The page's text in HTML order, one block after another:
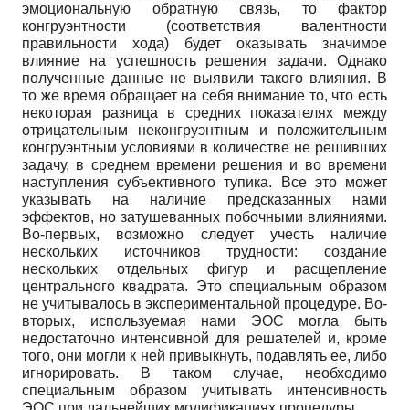
эмоциональную обратную связь, то фактор
конгруэнтности (соответствия валентности
правильности хода) будет оказывать значимое
влияние на успешность решения задачи. Однако
полученные данные не выявили такого влияния. В
то же время обращает на себя внимание то, что есть
некоторая разница в средних показателях между
отрицательным неконгруэнтным и положительным
конгруэнтным условиями в количестве не решивших
задачу, в среднем времени решения и во времени
наступления субъективного тупика. Все это может
указывать на наличие предсказанных нами
эффектов, но затушеванных побочными влияниями.
Во-первых, возможно следует учесть наличие
нескольких источников трудности: создание
нескольких отдельных фигур и расщепление
центрального квадрата. Это специальным образом
не учитывалось в экспериментальной процедуре. Во-
вторых, используемая нами ЭОС могла быть
недостаточно интенсивной для решателей и, кроме
того, они могли к ней привыкнуть, подавлять ее, либо
игнорировать. В таком случае, необходимо
специальным образом учитывать интенсивность